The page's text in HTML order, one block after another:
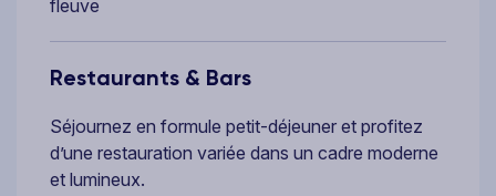
fleuve
Restaurants & Bars
Séjournez en formule petit-déjeuner et profitez
d’une restauration variée dans un cadre moderne
et lumineux.